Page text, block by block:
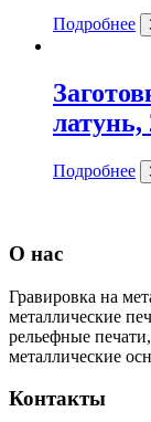
Подробнее
Подробнее
О нас
Гравировка на
металлические
рельефные
металлические
Контакты